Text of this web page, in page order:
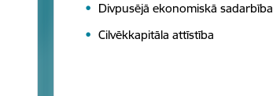
Divpusējā ekonomiskā sadarbība
Cilvēkkapitāla attīstība